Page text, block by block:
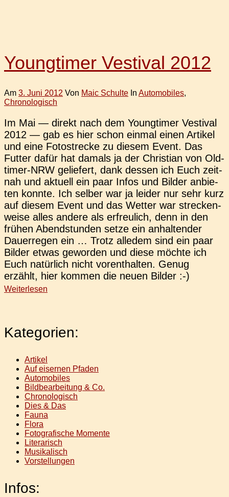
Youngtimer Vestival 2012
Am 3. Juni 2012 Von Maic Schulte In Automobiles,
Chronologisch
Im Mai — direkt nach dem Young­timer Ves­ti­val
2012 — gab es hier schon einmal einen Arti­kel
und eine Foto­stre­cke zu diesem Event. Das
Futter dafür hat damals ja der Chris­ti­an von Old­­
ti­­mer-NRW gelie­fert, dank dessen ich Euch zeit­
nah und aktu­ell ein paar Infos und Bilder anbie­
ten konnte. Ich selber war ja leider nur sehr kurz
auf diesem Event und das Wetter war stre­cken­
wei­se alles andere als erfreu­lich, denn in den
frühen Abend­stun­den setze ein anhal­ten­der
Dau­er­re­gen ein … Trotz alle­dem sind ein paar
Bilder etwas gewor­den und diese möchte ich
Euch natür­lich nicht vor­ent­hal­ten. Genug
erzählt, hier kommen die neuen Bilder :-)
Weiterlesen
Kategorien:
Artikel
Auf eisernen Pfaden
Automobiles
Bildbearbeitung & Co.
Chronologisch
Dies & Das
Fauna
Flora
Fotografische Momente
Literarisch
Musikalisch
Vorstellungen
Infos: